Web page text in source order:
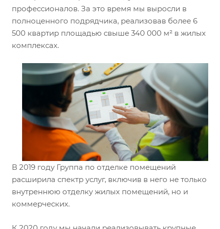
профессионалов. За это время мы выросли в
полноценного подрядчика, реализовав более 6
500 квартир площадью свыше 340 000 м² в жилых
комплексах.
В 2019 году Группа по отделке помещений
расширила спектр услуг, включив в него не только
внутреннюю отделку жилых помещений, но и
коммерческих.